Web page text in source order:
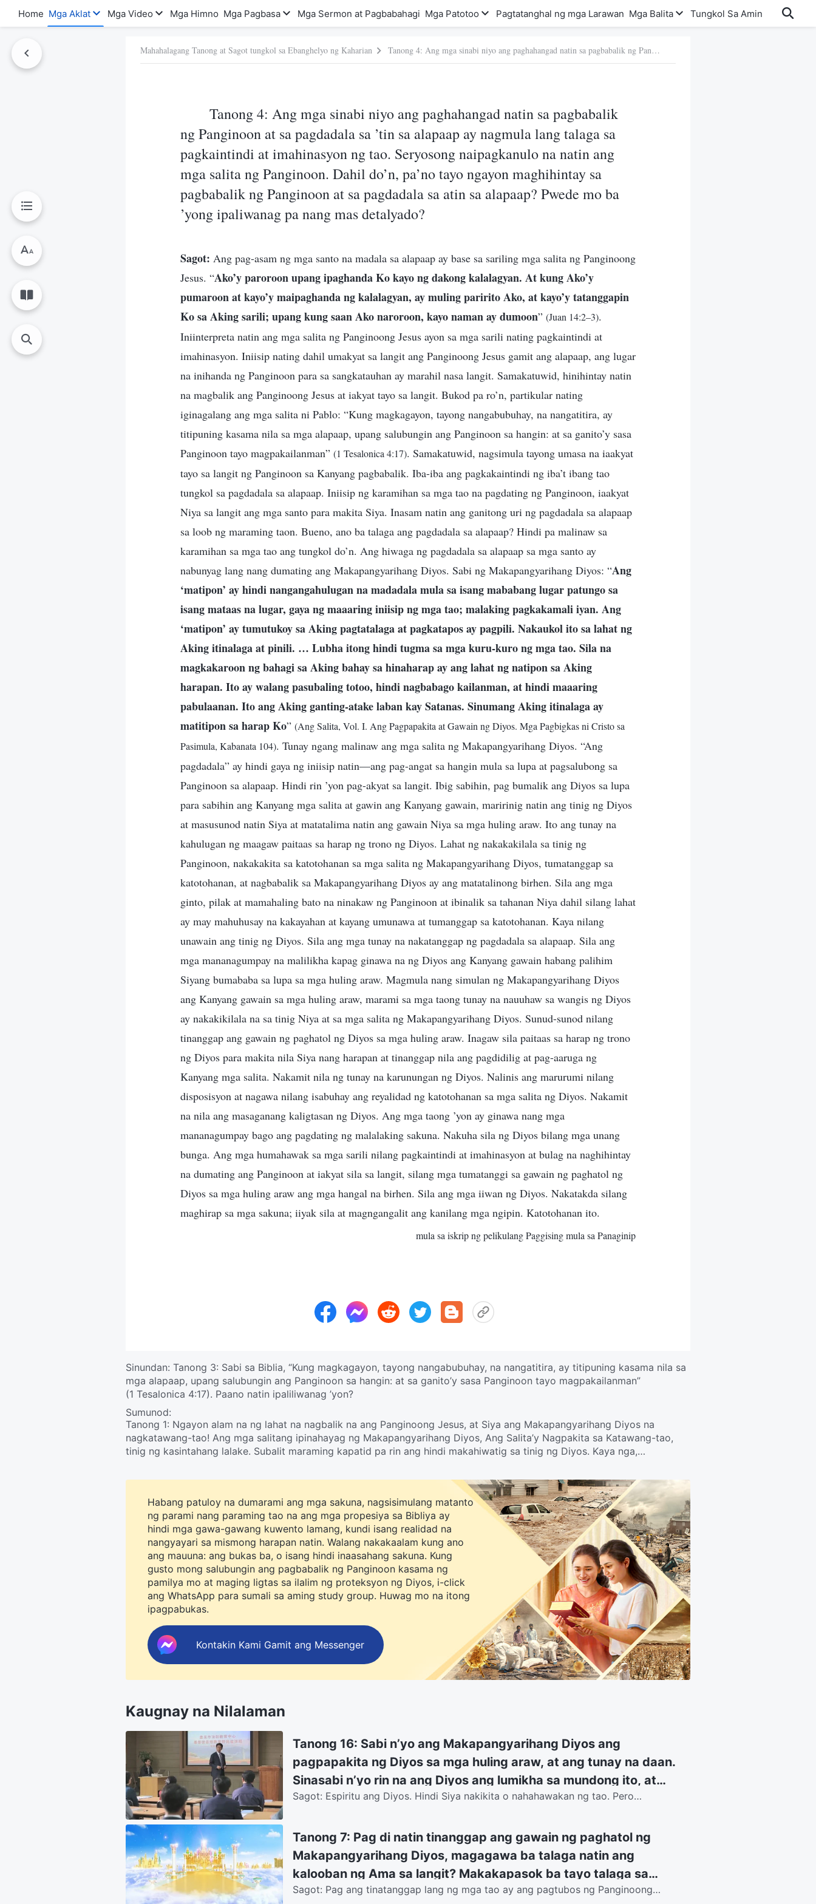
Home Mga Aklat Mga Video Mga Himno Mga Pagbasa Mga Sermon at Pagbabahagi Mga Patotoo Pagtatanghal ng mga Larawan Mga Balita Tungkol Sa Amin
Mahahalagang Tanong at Sagot tungkol sa Ebanghelyo ng Kaharian Tanong 4: Ang mga sinabi niyo ang paghahangad natin sa pagbabalik ng Panginoon at sa pagdadala sa ’tin sa alapaap ay nagmula lang talaga sa pagkaintindi at imahinasyon ng tao. Seryosong naipagkanulo na natin ang mga salita ng Panginoon. Dahil do’n, pa’no tayo ngayon maghihintay sa pagbabalik ng Panginoon at sa pagdadala sa atin sa alapaap? Pwede mo ba ’yong ipaliwanag pa nang mas detalyado?
Tanong 4: Ang mga sinabi niyo ang paghahangad natin sa pagbabalik
ng Panginoon at sa pagdadala sa ’tin sa alapaap ay nagmula lang talaga sa
pagkaintindi at imahinasyon ng tao. Seryosong naipagkanulo na natin ang
mga salita ng Panginoon. Dahil do’n, pa’no tayo ngayon maghihintay sa
pagbabalik ng Panginoon at sa pagdadala sa atin sa alapaap? Pwede mo ba
’yong ipaliwanag pa nang mas detalyado?
Sagot: Ang pag-asam ng mga santo na madala sa alapaap ay base sa sariling mga salita ng Panginoong
Jesus. “Ako’y paroroon upang ipaghanda Ko kayo ng dakong kalalagyan. At kung Ako’y
pumaroon at kayo’y maipaghanda ng kalalagyan, ay muling paririto Ako, at kayo’y tatanggapin
Ko sa Aking sarili; upang kung saan Ako naroroon, kayo naman ay dumoon” (Juan 14:2–3).
Iniinterpreta natin ang mga salita ng Panginoong Jesus ayon sa mga sarili nating pagkaintindi at
imahinasyon. Iniisip nating dahil umakyat sa langit ang Panginoong Jesus gamit ang alapaap, ang lugar
na inihanda ng Panginoon para sa sangkatauhan ay marahil nasa langit. Samakatuwid, hinihintay natin
na magbalik ang Panginoong Jesus at iakyat tayo sa langit. Bukod pa ro’n, partikular nating
iginagalang ang mga salita ni Pablo: “Kung magkagayon, tayong nangabubuhay, na nangatitira, ay
titipuning kasama nila sa mga alapaap, upang salubungin ang Panginoon sa hangin: at sa ganito’y sasa
Panginoon tayo magpakailanman” (1 Tesalonica 4:17). Samakatuwid, nagsimula tayong umasa na iaakyat
tayo sa langit ng Panginoon sa Kanyang pagbabalik. Iba-iba ang pagkakaintindi ng iba’t ibang tao
tungkol sa pagdadala sa alapaap. Iniisip ng karamihan sa mga tao na pagdating ng Panginoon, iaakyat
Niya sa langit ang mga santo para makita Siya. Inasam natin ang ganitong uri ng pagdadala sa alapaap
sa loob ng maraming taon. Bueno, ano ba talaga ang pagdadala sa alapaap? Hindi pa malinaw sa
karamihan sa mga tao ang tungkol do’n. Ang hiwaga ng pagdadala sa alapaap sa mga santo ay
nabunyag lang nang dumating ang Makapangyarihang Diyos. Sabi ng Makapangyarihang Diyos: “Ang
‘matipon’ ay hindi nangangahulugan na madadala mula sa isang mababang lugar patungo sa
isang mataas na lugar, gaya ng maaaring iniisip ng mga tao; malaking pagkakamali iyan. Ang
‘matipon’ ay tumutukoy sa Aking pagtatalaga at pagkatapos ay pagpili. Nakaukol ito sa lahat ng
Aking itinalaga at pinili. … Lubha itong hindi tugma sa mga kuru-kuro ng mga tao. Sila na
magkakaroon ng bahagi sa Aking bahay sa hinaharap ay ang lahat ng natipon sa Aking
harapan. Ito ay walang pasubaling totoo, hindi nagbabago kailanman, at hindi maaaring
pabulaanan. Ito ang Aking ganting-atake laban kay Satanas. Sinumang Aking itinalaga ay
matitipon sa harap Ko” (Ang Salita, Vol. I. Ang Pagpapakita at Gawain ng Diyos. Mga Pagbigkas ni Cristo sa
Pasimula, Kabanata 104). Tunay ngang malinaw ang mga salita ng Makapangyarihang Diyos. “Ang
pagdadala” ay hindi gaya ng iniisip natin—ang pag-angat sa hangin mula sa lupa at pagsalubong sa
Panginoon sa alapaap. Hindi rin ’yon pag-akyat sa langit. Ibig sabihin, pag bumalik ang Diyos sa lupa
para sabihin ang Kanyang mga salita at gawin ang Kanyang gawain, maririnig natin ang tinig ng Diyos
at masusunod natin Siya at matatalima natin ang gawain Niya sa mga huling araw. Ito ang tunay na
kahulugan ng maagaw paitaas sa harap ng trono ng Diyos. Lahat ng nakakakilala sa tinig ng
Panginoon, nakakakita sa katotohanan sa mga salita ng Makapangyarihang Diyos, tumatanggap sa
katotohanan, at nagbabalik sa Makapangyarihang Diyos ay ang matatalinong birhen. Sila ang mga
ginto, pilak at mamahaling bato na ninakaw ng Panginoon at ibinalik sa tahanan Niya dahil silang lahat
ay may mahuhusay na kakayahan at kayang umunawa at tumanggap sa katotohanan. Kaya nilang
unawain ang tinig ng Diyos. Sila ang mga tunay na nakatanggap ng pagdadala sa alapaap. Sila ang
mga mananagumpay na malilikha kapag ginawa na ng Diyos ang Kanyang gawain habang palihim
Siyang bumababa sa lupa sa mga huling araw. Magmula nang simulan ng Makapangyarihang Diyos
ang Kanyang gawain sa mga huling araw, marami sa mga taong tunay na nauuhaw sa wangis ng Diyos
ay nakakikilala na sa tinig Niya at sa mga salita ng Makapangyarihang Diyos. Sunud-sunod nilang
tinanggap ang gawain ng paghatol ng Diyos sa mga huling araw. Inagaw sila paitaas sa harap ng trono
ng Diyos para makita nila Siya nang harapan at tinanggap nila ang pagdidilig at pag-aaruga ng
Kanyang mga salita. Nakamit nila ng tunay na karunungan ng Diyos. Nalinis ang marurumi nilang
disposisyon at nagawa nilang isabuhay ang reyalidad ng katotohanan sa mga salita ng Diyos. Nakamit
na nila ang masaganang kaligtasan ng Diyos. Ang mga taong ’yon ay ginawa nang mga
mananagumpay bago ang pagdating ng malalaking sakuna. Nakuha sila ng Diyos bilang mga unang
bunga. Ang mga humahawak sa mga sarili nilang pagkaintindi at imahinasyon at bulag na naghihintay
na dumating ang Panginoon at iakyat sila sa langit, silang mga tumatanggi sa gawain ng paghatol ng
Diyos sa mga huling araw ang mga hangal na birhen. Sila ang mga iiwan ng Diyos. Nakatakda silang
maghirap sa mga sakuna; iiyak sila at magngangalit ang kanilang mga ngipin. Katotohanan ito.
mula sa iskrip ng pelikulang Paggising mula sa Panaginip
Sinundan: Tanong 3: Sabi sa Biblia, “Kung magkagayon, tayong nangabubuhay, na nangatitira, ay titipuning kasama nila sa
mga alapaap, upang salubungin ang Panginoon sa hangin: at sa ganito’y sasa Panginoon tayo magpakailanman”
(1 Tesalonica 4:17). Paano natin ipaliliwanag ’yon?
Sumunod:
Tanong 1: Ngayon alam na ng lahat na nagbalik na ang Panginoong Jesus, at Siya ang Makapangyarihang Diyos na
nagkatawang-tao! Ang mga salitang ipinahayag ng Makapangyarihang Diyos, Ang Salita’y Nagpakita sa Katawang-tao,
tinig ng kasintahang lalake. Subalit maraming kapatid pa rin ang hindi makahiwatig sa tinig ng Diyos. Kaya nga,
ibahagi sa atin kung paano tukuyin ang tinig ng Diyos. Para malaman natin kung paano tiyakin na ang Makapangyarihang
Habang patuloy na dumarami ang mga sakuna, nagsisimulang matanto
ng parami nang paraming tao na ang mga propesiya sa Bibliya ay
hindi mga gawa-gawang kuwento lamang, kundi isang realidad na
nangyayari sa mismong harapan natin. Walang nakakaalam kung ano
ang mauuna: ang bukas ba, o isang hindi inaasahang sakuna. Kung
gusto mong salubungin ang pagbabalik ng Panginoon kasama ng
pamilya mo at maging ligtas sa ilalim ng proteksyon ng Diyos, i-click
ang WhatsApp para sumali sa aming study group. Huwag mo na itong
ipagpabukas.
Kontakin Kami Gamit ang Messenger
Kaugnay na Nilalaman
Tanong 16: Sabi n’yo ang Makapangyarihang Diyos ang
pagpapakita ng Diyos sa mga huling araw, at ang tunay na daan.
Sinasabi n’yo rin na ang Diyos ang lumikha sa mundong ito, at
naghahari sa kung anong nangyayari sa daigdig, na ang gawain
basehan n’yo para patotohanan ang mga sinasabi n’yo? Kaming
mga taga-Partido Komunista ay pawang mga ateista, at hindi
kumikilala sa pag-iral ng Diyos o sa paghahari Niya sa lahat.
Lalong hindi namin kinikilala ang sinasabi n’yong pagpapakita at
Sagot: Espiritu ang Diyos. Hindi Siya nakikita o nahahawakan ng tao. Pero
Tanong 7: Pag di natin tinanggap ang gawain ng paghatol ng
Makapangyarihang Diyos, magagawa ba talaga natin ang
kalooban ng Ama sa langit? Makakapasok ba tayo talaga sa
kaharian ng langit?
Sagot: Pag ang tinatanggap lang ng mga tao ay ang pagtubos ng Panginoong